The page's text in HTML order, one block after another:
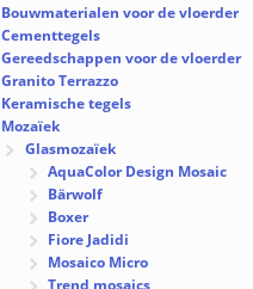
Bouwmaterialen voor de vloerder
Cementtegels
Gereedschappen voor de vloerder
Granito Terrazzo
Keramische tegels
Mozaïek
Glasmozaïek
AquaColor Design Mosaic
Bärwolf
Boxer
Fiore Jadidi
Mosaico Micro
Trend mosaics